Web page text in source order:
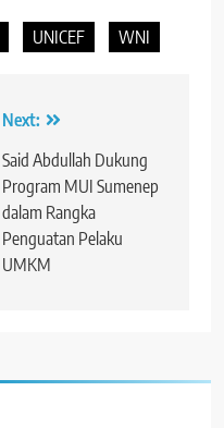
UNICEF WNI
Next:
Said Abdullah Dukung
Program MUI Sumenep
dalam Rangka
Penguatan Pelaku
UMKM